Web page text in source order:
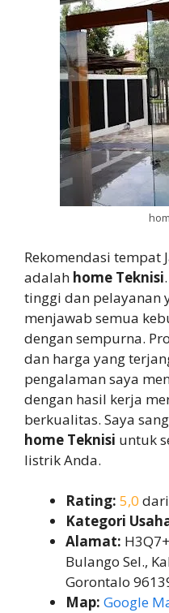
Rekomendasi tempat
adalah home Teknisi
tinggi dan pelayanan
menjawab semua
dengan sempurna.
dan harga yang
pengalaman saya
dengan hasil kerja
berkualitas. Saya
home Teknisi untuk
listrik Anda.
Rating: 5,0
Kategori
Alamat:
Bulango Sel.,
Gorontalo
Map: Google